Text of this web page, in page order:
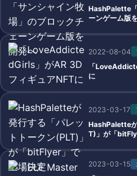
HashPalette
ーンゲーム版
2022-08-04
「
に
2023-03-17
HashPalette
T)」が「
2023-03-15